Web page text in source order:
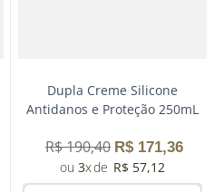
Dupla Creme Silicone
Antidanos e Proteção 250mL
R$190,40 R$ 171,36
3
R$ 57,12